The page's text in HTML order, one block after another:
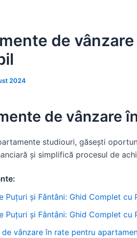
de
2024
de vânzare
studiouri, găsești
și simplifică procesul de
Puțuri și Fântâni: Ghid Complet cu
Puțuri și Fântâni: Ghid Complet cu
de vânzare în rate pentru